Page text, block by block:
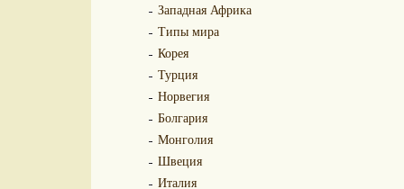
Западная Африка
Типы мира
Корея
Турция
Норвегия
Болгария
Монголия
Швеция
Италия